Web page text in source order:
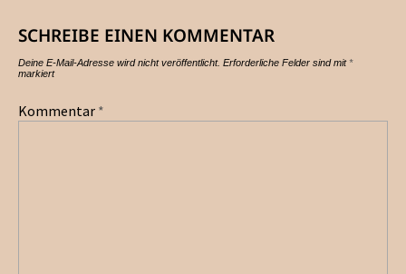
SCHREIBE EINEN KOMMENTAR
Deine E-Mail-Adresse wird nicht veröffentlicht. Erforderliche Felder sind mit*
markiert
Kommentar *